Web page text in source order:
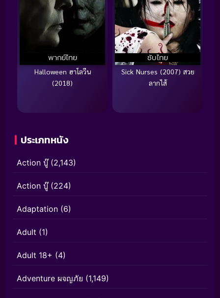
พากย์ไทย
Halloween ฮาโลวีน
(2018)
ซับไทย
Sick Nurses (2007) สวย
ลากไส้
ประเภทหนัง
Action บู๊(2,143)
Action บู๊(224)
Adaptation (6)
Adult (1)
Adult 18+ (4)
Adventure ผจญภัย (1,149)